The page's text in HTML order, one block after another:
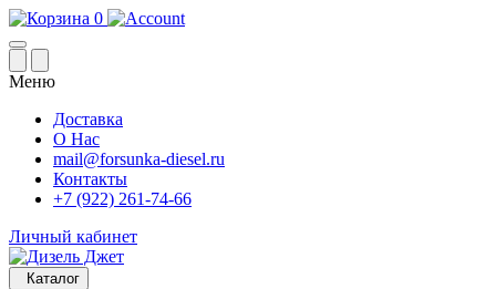
0
Меню
Доставка
О Нас
mail@forsunka-diesel.ru
Контакты
+7 (922) 261-74-66
Личный кабинет
Каталог